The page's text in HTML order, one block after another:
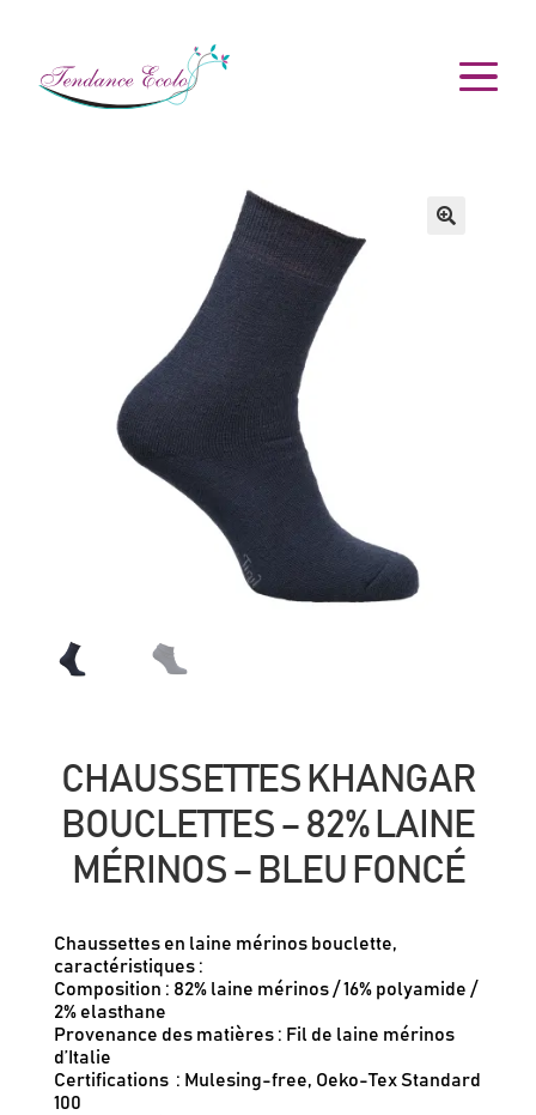
CHAUSSETTES KHANGAR
BOUCLETTES – 82% LAINE
MÉRINOS – BLEU FONCÉ
Chaussettes en laine mérinos bouclette,
caractéristiques :
Composition : 82% laine mérinos / 16% polyamide /
2% elasthane
Provenance des matières : Fil de laine mérinos
d’Italie
Certifications​ : Mulesing-free, Oeko-Tex Standard
100